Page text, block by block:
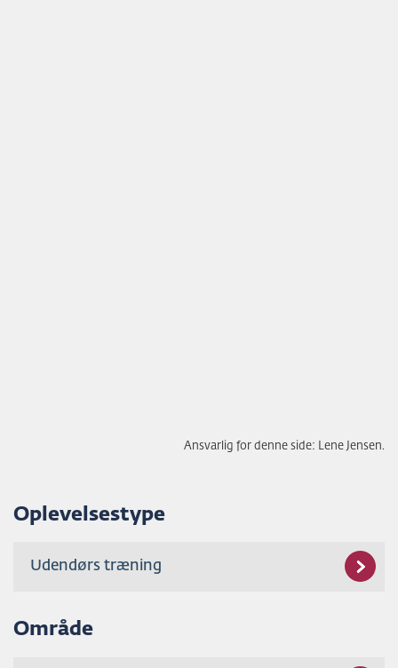
Ansvarlig for denne side: Lene Jensen.
Oplevelsestype
Udendørs træning
Område